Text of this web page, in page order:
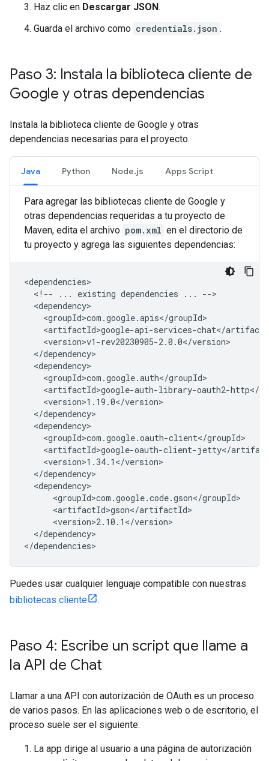
Haz clic en Descargar JSON.
Guarda el archivo como credentials.json .
Paso 3: Instala la biblioteca cliente de
Google y otras dependencias
Instala la biblioteca cliente de Google y otras
dependencias necesarias para el proyecto.
Java Python Node.js Apps Script
Para agregar las bibliotecas cliente de Google y
otras dependencias requeridas a tu proyecto de
Maven, edita el archivo pom.xml en el directorio de
tu proyecto y agrega las siguientes dependencias:
<!--
... existing dependencies ...
</dependency>
Puedes usar cualquier lenguaje compatible con nuestras
bibliotecas cliente
.
Paso 4: Escribe un script que llame a
la API de Chat
Llamar a una API con autorización de OAuth es un proceso
de varios pasos. En las aplicaciones web o de escritorio, el
proceso suele ser el siguiente:
La app dirige al usuario a una página de autorización